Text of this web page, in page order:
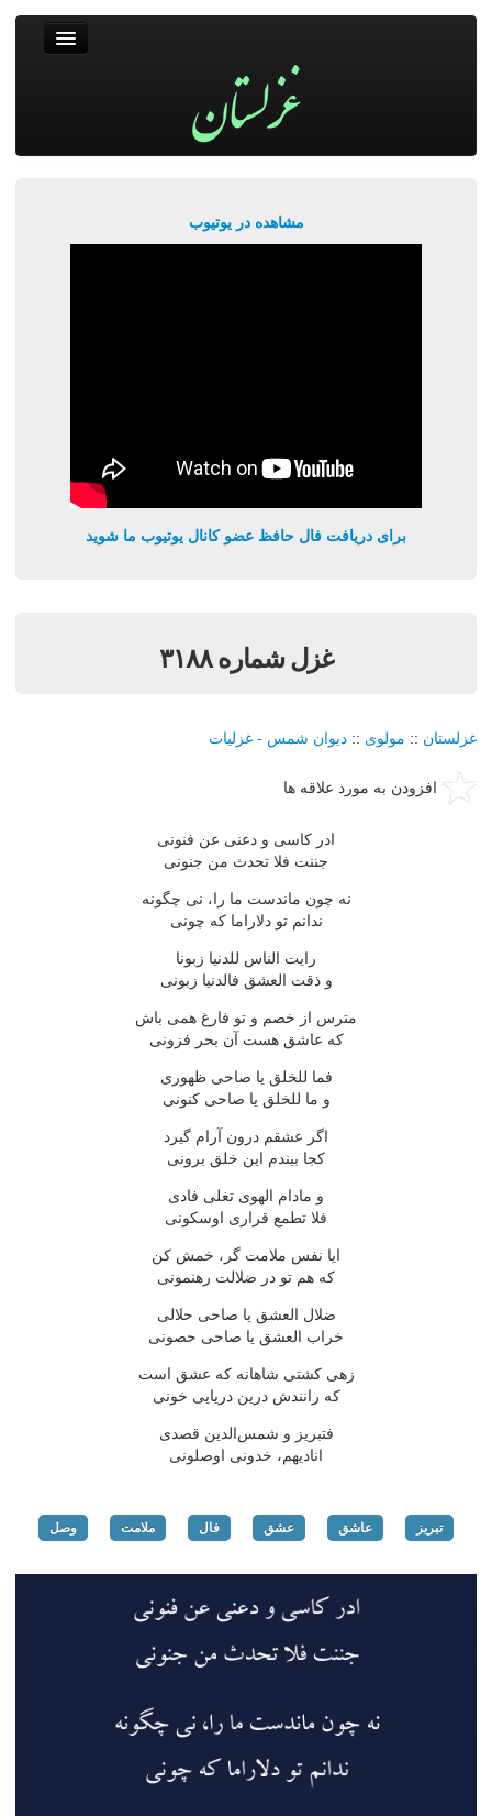
مشاهده در یوتیوب
برای دریافت فال حافظ عضو کانال یوتیوب ما شوید
غزل شماره ۳۱۸۸
غزلستان :: مولوی :: دیوان شمس - غزلیات
افزودن به مورد علاقه ها
ادر كاسی و دعنی عن فنونی
جننت فلا تحدث من جنونی
نه چون ماندست ما را، نی چگونه
ندانم تو دلاراما كه چونی
رایت الناس للدنیا زبونا
و ذقت العشق فالدنیا زبونی
مترس از خصم و تو فارغ همی باش
كه عاشق هست آن بحر فزونی
فما للخلق یا صاحی ظهوری
و ما للخلق یا صاحی كنونی
اگر عشقم درون آرام گیرد
كجا بیندم این خلق برونی
و مادام الهوی تغلی فادی
فلا تطمع قراری اوسكونی
ایا نفس ملامت گر، خمش كن
كه هم تو در ضلالت رهنمونی
ضلال العشق یا صاحی حلالی
خراب العشق یا صاحی حصونی
زهی كشتی شاهانه كه عشق است
كه رانندش درین دریایی خونی
فتبریز و شمس‌الدین قصدی
انادیهم، خدونی اوصلونی
تبریز عاشق عشق فال ملامت وصل